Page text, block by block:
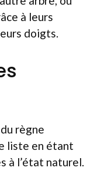
à leurs
doigts.
règne
liste en étant
à l’état naturel.